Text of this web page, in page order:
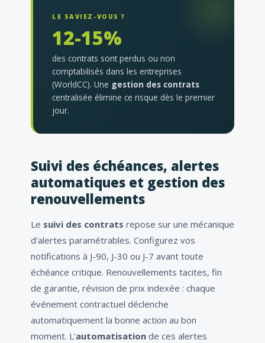
LE SAVIEZ-VOUS ?
12-15%
des contrats sont perdus ou non
comptabilisés dans les entreprises
(WorldCC). Une gestion des contrats
centralisée élimine ce risque dès le premier
jour.
Suivi des échéances, alertes
automatiques et gestion des
renouvellements
Le suivi des contrats repose sur une mécanique
d'alertes paramétrables. Configurez vos
notifications à J-90, J-30 ou J-7 avant toute
échéance critique. Renouvellements tacites, fin
de garantie, révision de prix indexée : chaque
événement contractuel déclenche
automatiquement la bonne action au bon
moment. L'automatisation de ces alertes